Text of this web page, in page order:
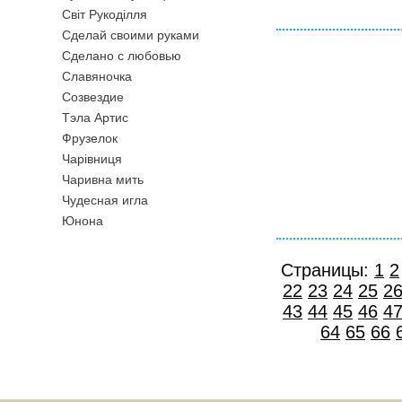
Свiт Рукодiлля
Сделай своими руками
Сделано с любовью
Славяночка
Созвездие
Тэла Артис
Фрузелок
Чарiвниця
Чаривна мить
Чудесная игла
Юнона
Страницы: 1 2
22 23 24 25 26
43 44 45 46 47
64 65 66